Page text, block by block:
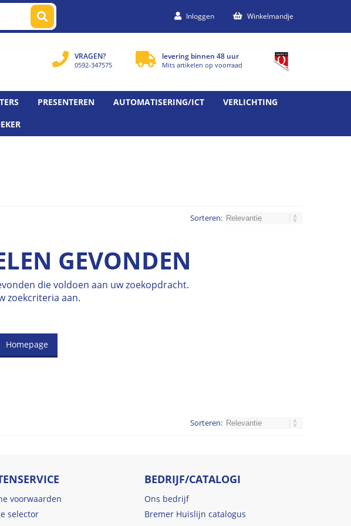
Inloggen Winkelmandje
levering binnen 48 uur
Mits artikelen op voorraad
VRAGEN?
0592-347575
PRESENTEREN AUTOMATISERING/ICT
VERLICHTING
Sorteren:
GEVONDEN
die voldoen aan uw zoekopdracht.
zoekcriteria aan.
Homepage
Sorteren:
voorwaarden
selector
BEDRIJF/CATALOGI
Ons bedrijf
Bremer Huislijn catalogus